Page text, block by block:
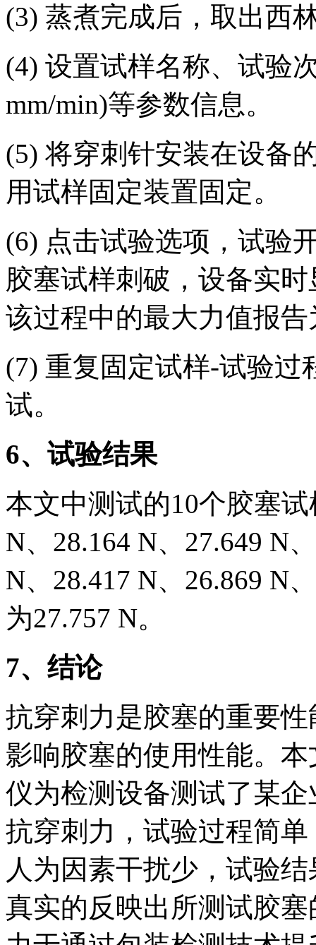
(3) 蒸煮完成后，取出西
(4) 设置试样名称、试验
mm/min)等参数信息。
(5) 将穿刺针安装在设备
用试样固定装置固定。
(6) 点击试验选项，试验
胶塞试样刺破，设备实
该过程中的最大力值报
(7) 重复固定试样-试验过
试。
6、试验结果
本文中测试的10个胶塞
N、28.164 N、27.649 N
N、28.417 N、26.869 N
为27.757 N。
7、结论
抗穿刺力是胶塞的重要
影响胶塞的使用性能。
仪为检测设备测试了某
抗穿刺力，试验过程简
人为因素干扰少，试验
真实的反映出所测试胶